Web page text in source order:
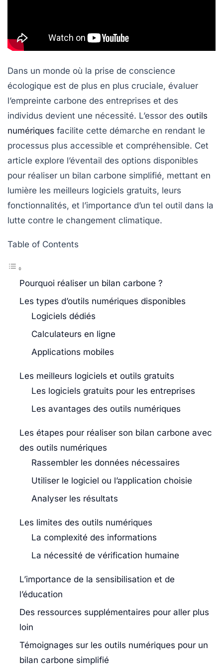
Dans un monde où la prise de conscience
écologique est de plus en plus cruciale, évaluer
l’empreinte carbone des entreprises et des
individus devient une nécessité. L’essor des outils
numériques facilite cette démarche en rendant le
processus plus accessible et compréhensible. Cet
article explore l’éventail des options disponibles
pour réaliser un bilan carbone simplifié, mettant en
lumière les meilleurs logiciels gratuits, leurs
fonctionnalités, et l’importance d’un tel outil dans la
lutte contre le changement climatique.
Table of Contents
Pourquoi réaliser un bilan carbone ?
Les types d’outils numériques disponibles
Logiciels dédiés
Calculateurs en ligne
Applications mobiles
Les meilleurs logiciels et outils gratuits
Les logiciels gratuits pour les entreprises
Les avantages des outils numériques
Les étapes pour réaliser son bilan carbone avec
des outils numériques
Rassembler les données nécessaires
Utiliser le logiciel ou l’application choisie
Analyser les résultats
Les limites des outils numériques
La complexité des informations
La nécessité de vérification humaine
L’importance de la sensibilisation et de
l’éducation
Des ressources supplémentaires pour aller plus
loin
Témoignages sur les outils numériques pour un
bilan carbone simplifié